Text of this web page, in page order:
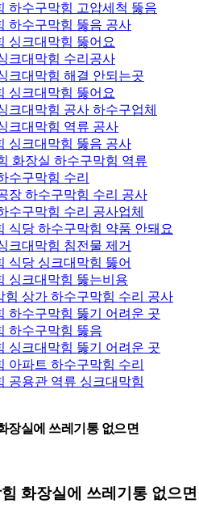
하수구막힘 고압세척 뚫음
하수구막힘 뚫음 공사
싱크대막힘 뚫어요
크대막힘 수리공사
크대막힘 해결 안되는곳
싱크대막힘 뚫어요
크대막힘 공사 하수구업체
크대막힘 역류 공사
싱크대막힘 뚫음 공사
화장실 하수구막힘 역류
수구막힘 수리
장 하수구막힘 수리 공사
수구막힘 수리 공사업체
식당 하수구막힘 약품 안돼요
크대막힘 침전물 제거
식당 싱크대막힘 뚫어
싱크대막힘 뚫는비용
힘 상가 하수구막힘 수리 공사
하수구막힘 뚫기 어려운 곳
하수구막힘 뚫음
싱크대막힘 뚫기 어려운 곳
아파트 하수구막힘 수리
공용관 역류 싱크대막힘
장실에 쓰레기통 없으면
화장실에 쓰레기통 없으면